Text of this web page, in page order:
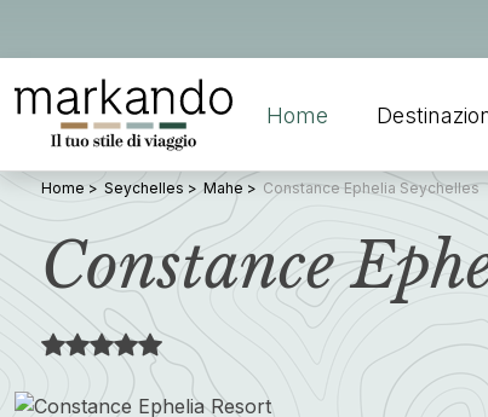
Home
Home Seychelles Mahe Constance Ephelia Seychelles
Constance